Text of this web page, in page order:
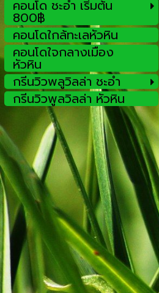
คอนโด ชะอำ เริ่มต้น
800฿
คอนโดใกล้ทะเลหัวหิน
คอนโดใจกลางเมือง
หัวหิน
กรีนวิวพลูวิลล่า ชะอำ
กรีนวิวพูลวิลล่า หัวหิน